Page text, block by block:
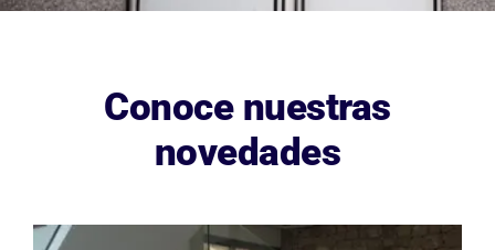
Conoce nuestras
novedades